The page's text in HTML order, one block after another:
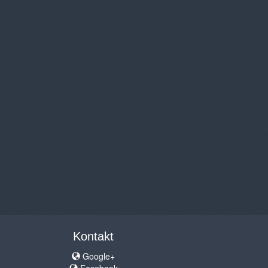
Kontakt
Google+